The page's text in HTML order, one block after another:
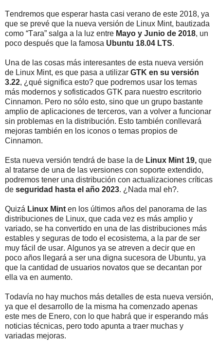
Tendremos que esperar hasta casi verano de este 2018, ya
que se prevé que la nueva versión de Linux Mint, bautizada
como “Tara” salga a la luz entre Mayo y Junio de 2018, un
poco después que la famosa Ubuntu 18.04 LTS.
Una de las cosas más interesantes de esta nueva versión
de Linux Mint, es que pasa a utilizar GTK en su versión
3.22, ¿qué significa esto? que podremos usar los temas
más modernos y sofisticados GTK para nuestro escritorio
Cinnamon. Pero no sólo esto, sino que un grupo bastante
amplio de aplicaciones de terceros, van a volver a funcionar
sin problemas en la distribución. Esto también conllevará
mejoras también en los iconos o temas propios de
Cinnamon.
Esta nueva versión tendrá de base la de Linux Mint 19, que
al tratarse de una de las versiones con soporte extendido,
podremos tener una distribución con actualizaciones críticas
de seguridad hasta el año 2023. ¿Nada mal eh?.
Quizá Linux Mint en los últimos años del panorama de las
distribuciones de Linux, que cada vez es más amplio y
variado, se ha convertido en una de las distribuciones más
estables y seguras de todo el ecosistema, a la par de ser
muy fácil de usar. Algunos ya se atreven a decir que en
poco años llegará a ser una digna sucesora de Ubuntu, ya
que la cantidad de usuarios novatos que se decantan por
ella va en aumento.
Todavía no hay muchos más detalles de esta nueva versión,
ya que el desarrollo de la misma ha comenzado apenas
este mes de Enero, con lo que habrá que ir esperando más
noticias técnicas, pero todo apunta a traer muchas y
variadas mejoras.